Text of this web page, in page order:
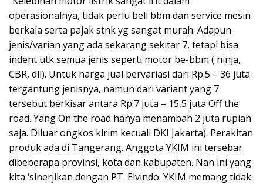
operasionalnya, tidak perlu beli bbm dan service mesin
berkala serta pajak stnk yg sangat murah. Adapun
jenis/varian yang ada sekarang sekitar 7, tetapi bisa
indent utk semua jenis seperti motor be-bbm ( ninja,
CBR, dll). Untuk harga jual bervariasi dari Rp.5 – 36 juta
tergantung jenisnya, namun dari variant yang 7
tersebut berkisar antara Rp.7 juta – 15,5 juta Off the
road. Yang On the road hanya menambah 2 juta rupiah
saja. Diluar ongkos kirim kecuali DKI Jakarta). Perakitan
produk ada di Tangerang. Anggota YKIM ini tersebar
dibeberapa provinsi, kota dan kabupaten. Nah ini yang
kita ‘sinerjikan dengan PT. Elvindo. YKIM memang tidak